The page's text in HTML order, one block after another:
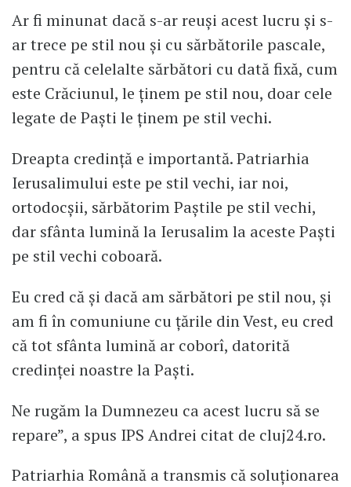
Ar fi minunat dacă s-ar reuși acest lucru și s-
ar trece pe stil nou și cu sărbătorile pascale,
pentru că celelalte sărbători cu dată fixă, cum
este Crăciunul, le ținem pe stil nou, doar cele
legate de Paști le ținem pe stil vechi.
Dreapta credință e importantă. Patriarhia
Ierusalimului este pe stil vechi, iar noi,
ortodocșii, sărbătorim Paștile pe stil vechi,
dar sfânta lumină la Ierusalim la aceste Paști
pe stil vechi coboară.
Eu cred că și dacă am sărbători pe stil nou, și
am fi în comuniune cu țările din Vest, eu cred
că tot sfânta lumină ar coborî, datorită
credinței noastre la Paști.
Ne rugăm la Dumnezeu ca acest lucru să se
repare”, a spus IPS Andrei citat de cluj24.ro.
Patriarhia Română a transmis că soluționarea